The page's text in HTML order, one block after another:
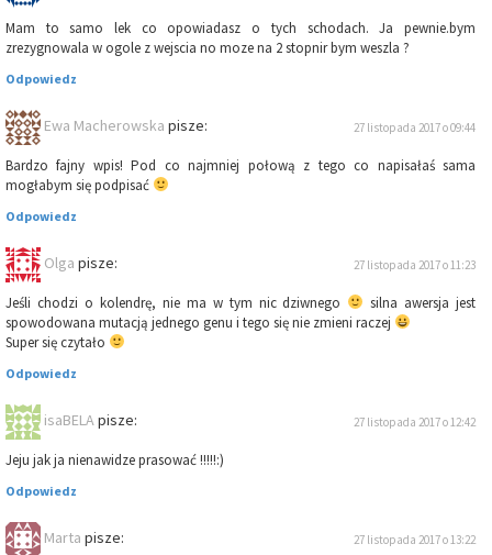
Mam to samo lek co opowiadasz o tych schodach. Ja pewnie.bym
zrezygnowala w ogole z wejscia no moze na 2 stopnir bym weszla ?
Odpowiedz
Ewa Macherowska pisze: 27 listopada 2017 o 09:44
Bardzo fajny wpis! Pod co najmniej połową z tego co napisałaś sama
mogłabym się podpisać
Odpowiedz
Olga pisze: 27 listopada 2017 o 11:23
Jeśli chodzi o kolendrę, nie ma w tym nic dziwnego
silna awersja jest
spowodowana mutacją jednego genu i tego się nie zmieni raczej
Super się czytało
Odpowiedz
isaBELApisze: 27 listopada 2017 o 12:42
Jeju jak ja nienawidze prasować !!!!!:)
Odpowiedz
Marta pisze: 27 listopada 2017 o 13:22